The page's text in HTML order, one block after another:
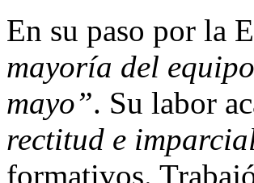
En su paso por la
mayoría del
mayo”. Su labor
rectitud e
formativos.